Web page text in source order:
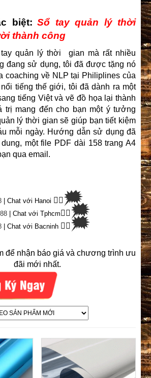
biệt: Sổ tay quản lý thời
thành công
quản lý thời gian mà rất nhiều
đang sử dụng, tôi đã được tặng nó
coaching về NLP tại Philiplines của
tiếng thế giới, tôi đã dành ra một
tiếng Việt và vẽ đồ họa lại thành
trị mang đến cho bạn một ý tưởng
lý thời gian sẽ giúp bạn tiết kiệm
mỗi ngày. Hướng dẫn sử dụng đã
một file PDF dài 158 trang A4
qua email.
| Chat với Hanoi 👉🏽🗯
| Chat với Tphcm 👉🏽🗯
| Chat với Bacninh 👉🏽🗯
để nhận báo giá và chương trình ưu
đãi mới nhất.